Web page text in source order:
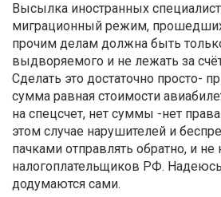
Высылка иностранных
миграционный режим,
прочим делам должна быть
выдворяемого и не лежать за
Сделать это достаточно просто-
сумма равная стоимости
на спецсчет, нет суммы -нет
этом случае нарушителей и
пачками отправлять обратно, и не
налогоплательщиков РФ.
додумаются сами.